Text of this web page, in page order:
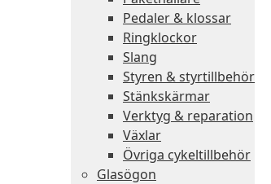
Pedaler & klossar
Ringklockor
Slang
Styren & styrtillbehör
Stänkskärmar
Verktyg & reparation
Växlar
Övriga cykeltillbehör
Glasögon